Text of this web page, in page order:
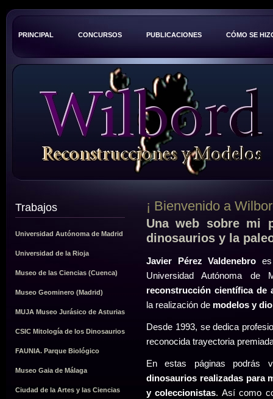
PRINCIPAL CONCURSOS PUBLICACIONES CÓMO SE
Trabajos
Universidad Autónoma de Madrid
Universidad de la Rioja
Museo de las Ciencias (Cuenca)
Museo Geominero (Madrid)
MUJA Museo Jurásico de Asturias
CSIC Mitología de los Dinosaurios
FAUNIA. Parque Biológico
Museo Gaia de Málaga
Ciudad de la Artes y las Ciencias
¡ Bienvenido a
Una web sobre mi
dinosaurios y la
Javier Pérez Valdenebro
Universidad Autónoma de
reconstrucción científica de
la realización de modelos y
Desde 1993, se dedica
reconocida trayectoria
En estas páginas
dinosaurios realizadas para
y coleccionistas. Así como